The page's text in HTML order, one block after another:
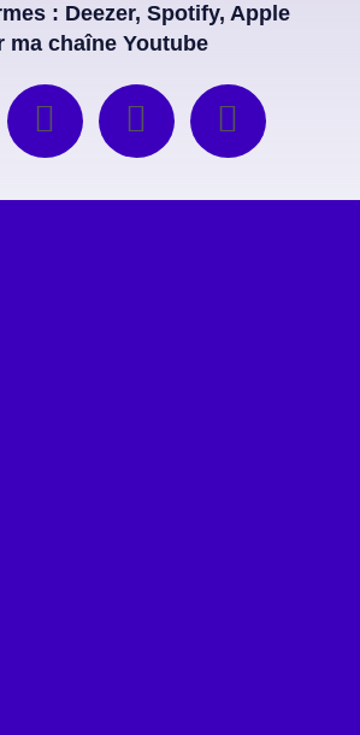
: Deezer, Spotify, Apple
ma chaîne Youtube